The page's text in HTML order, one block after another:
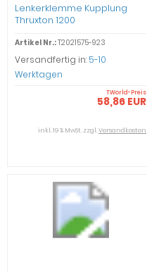
Lenkerklemme Kupplung
Thruxton 1200
Artikel Nr.:T2021575-923
Versandfertig in: 5-10
Werktagen
TWorld-Preis
58,86 EUR
inkl. 19 % MwSt. zzgl.Versandkosten